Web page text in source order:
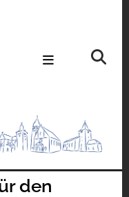
den